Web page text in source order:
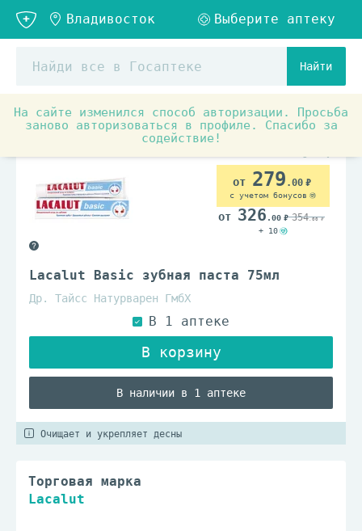
Найти
На сайте изменился способ авторизации. Просьба
заново авторизоваться в профиле. Спасибо за
содействие!
Товары для красоты и здоровья Гигиена полости рта
Lacalut Basic зубная паста 75мл
Др. Тайсс Натурварен ГмбХ
В наличии в 1 аптеке
279 .00
с учетом бонусов
326 .00 354.00
+ 10
Очищает и укрепляет десны
Торговая марка
Lacalut